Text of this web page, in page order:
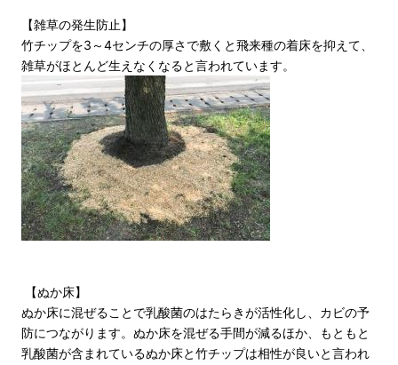
【雑草の発生防止】
竹チップを3～4センチの厚さで敷くと飛来種の着床を抑えて、
雑草がほとんど生えなくなると言われています。
【ぬか床】
ぬか床に混ぜることで乳酸菌のはたらきが活性化し、カビの予
防につながります。ぬか床を混ぜる手間が減るほか、もともと
乳酸菌が含まれているぬか床と竹チップは相性が良いと言われ